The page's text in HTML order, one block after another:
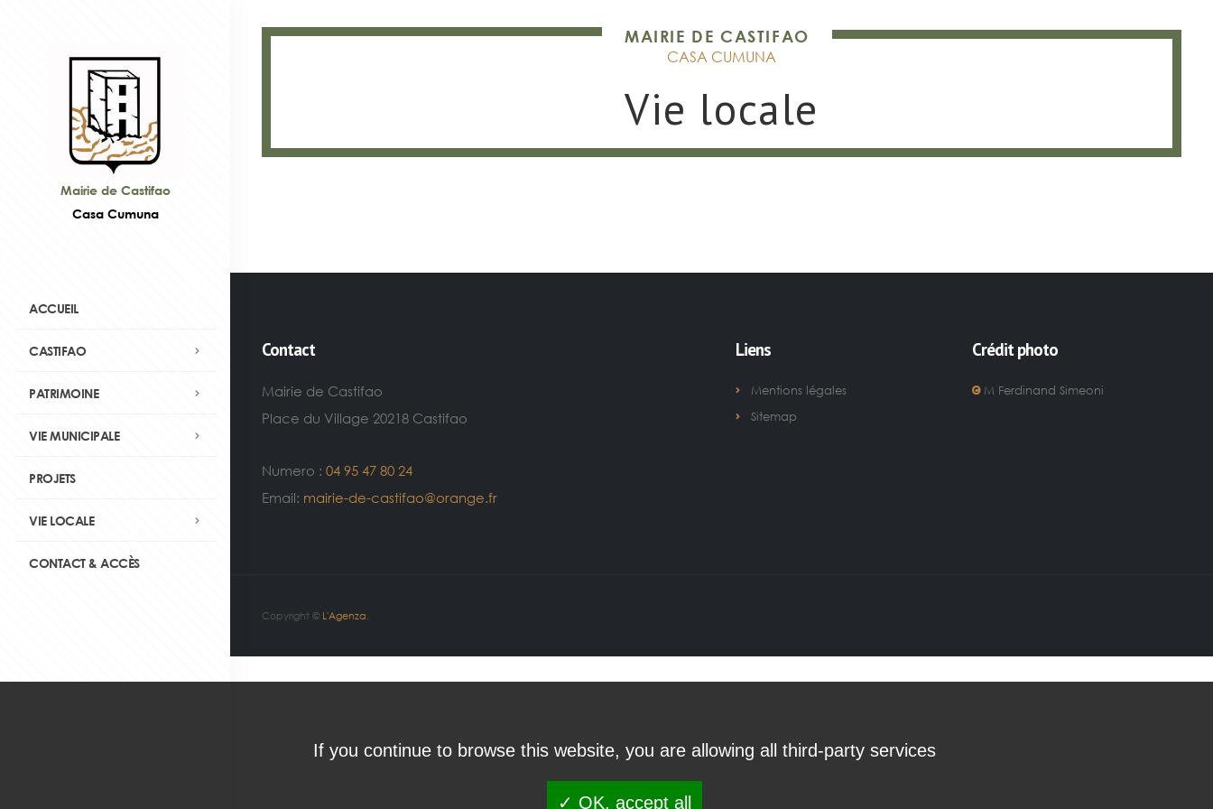
Mairie de Castifao
Casa Cumuna
ACCUEIL
CASTIFAO
PATRIMOINE
VIE MUNICIPALE
PROJETS
VIE LOCALE
CONTACT & ACCÈS
MAIRIE DE CASTIFAO
CASA CUMUNA
Vie locale
Contact
Mairie de Castifao
Place du Village 20218 Castifao
Numero : 04 95 47 80 24
Email: mairie-de-castifao@orange.fr
Liens
Mentions légales
Sitemap
Crédit photo
M Ferdinand Simeoni
Copyright © L'Agenza.
If you continue to browse this website, you are allowing all third-party services
✓ OK, accept all